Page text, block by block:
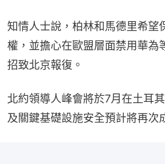
知情人士說，柏林和馬德里希望
權，並擔心在歐盟層面禁用華為
招致北京報復。
北約領導人峰會將於7月在土耳
及關鍵基礎設施安全預計將再次